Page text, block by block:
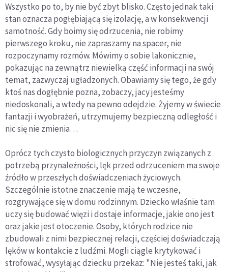
Wszystko po to, by nie być zbyt blisko. Często jednak taki
stan oznacza pogłębiającą się izolację, a w konsekwencji
samotność. Gdy boimy się odrzucenia, nie robimy
pierwszego kroku, nie zapraszamy na spacer, nie
rozpoczynamy rozmów. Mówimy o sobie lakonicznie,
pokazując na zewnątrz niewielką część informacji na swój
temat, zazwyczaj ugładzonych. Obawiamy się tego, że gdy
ktoś nas dogłębnie pozna, zobaczy, jacy jesteśmy
niedoskonali, a wtedy na pewno odejdzie. Żyjemy w świecie
fantazji i wyobrażeń, utrzymujemy bezpieczną odległość i
nic się nie zmienia…
Oprócz tych czysto biologicznych przyczyn związanych z
potrzebą przynależności, lęk przed odrzuceniem ma swoje
źródło w przeszłych doświadczeniach życiowych.
Szczególnie istotne znaczenie mają te wczesne,
rozgrywające się w domu rodzinnym. Dziecko właśnie tam
uczy się budować więzi i dostaje informacje, jakie ono jest
oraz jakie jest otoczenie. Osoby, których rodzice nie
zbudowali z nimi bezpiecznej relacji, częściej doświadczają
lęków w kontakcie z ludźmi. Mogli ciągle krytykować i
strofować, wysyłając dziecku przekaz: "Nie jesteś taki, jak